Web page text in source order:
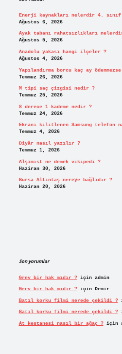
Enerji kaynakları nelerdir 4. sınıf
Ağustos 6, 2026
Ayak tabanı rahatsızlıkları
Ağustos 5, 2026
Anadolu yakası hangi ilçeler ?
Ağustos 4, 2026
Yapılandırma borcu kaç ay
Temmuz 26, 2026
M tipi saç çizgisi nedir ?
Temmuz 25, 2026
8 derece 1 kademe nedir ?
Temmuz 24, 2026
Ekranı kilitlenen Samsung telefon
Temmuz 4, 2026
Diyâr nasıl yazılır ?
Temmuz 1, 2026
Alşimist ne demek vikipedi ?
Haziran 30, 2026
Bursa Altıntaş nereye bağlıdır ?
Haziran 20, 2026
Son yorumlar
Grev bir hak mıdır ?için admin
Grev bir hak mıdır ?için Demir
Batıl korku filmi nerede çekildi ?
Batıl korku filmi nerede çekildi ?
At kestanesi nasıl bir ağaç ?için